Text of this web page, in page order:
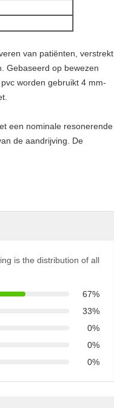
van patiënten, verstrekt
Gebaseerd op bewezen
worden gebruikt 4 mm-
een nominale resonerende
de aandrijving. De
is the distribution of all
67%
33%
0%
0%
0%